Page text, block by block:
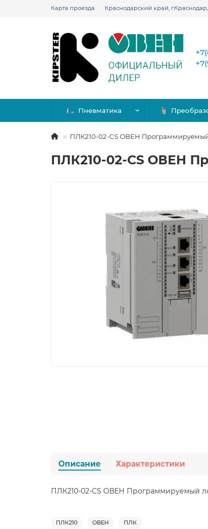
Карта проезда Краснодарский край,
Пневматика
ПЛК210-02-CS ОВЕН Программируемый
ПЛК210-02-CS ОВЕН
Описание Характеристики
ПЛК210-02-CS ОВЕН Программируемый
ПЛК210 ОВЕН ПЛК